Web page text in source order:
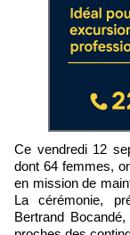
Ce vendredi 12 septembre 2025, 360 gendarmes sénégalais,
dont 64 femmes,
en mission de
La cérémonie,
Bertrand